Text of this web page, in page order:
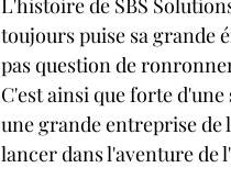
toujours puise sa grande
pas question de
C'est ainsi que forte d'une
une grande entreprise de
lancer dans l'aventure de